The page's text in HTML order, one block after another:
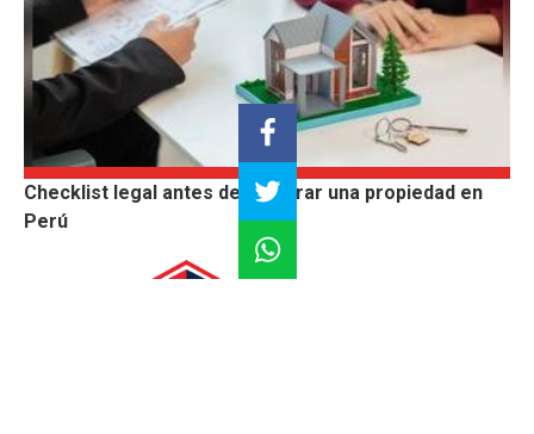
Checklist legal antes de comprar una propiedad en
Perú